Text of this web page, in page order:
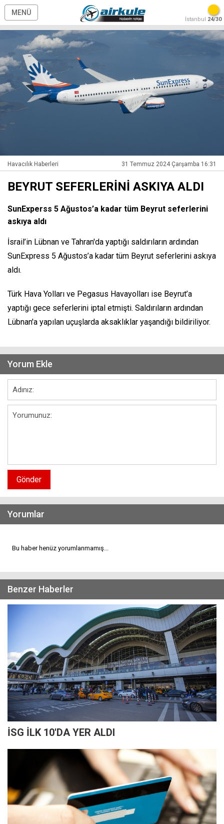
MENÜ
İstanbul 24/30
Havacılık Haberleri 31 Temmuz 2024 Çarşamba 16:31
BEYRUT SEFERLERİNİ ASKIYA ALDI
SunExperss 5 Ağustos’a kadar tüm Beyrut seferlerini
askıya aldı
İsrail’in Lübnan ve Tahran'da yaptığı saldırıların ardından
SunExpress 5 Ağustos’a kadar tüm Beyrut seferlerini askıya
aldı.
Türk Hava Yolları ve Pegasus Havayolları ise Beyrut’a
yaptığı gece seferlerini iptal etmişti. Saldırıların ardından
Lübnan'a yapılan uçuşlarda aksaklıklar yaşandığı bildiriliyor.
Yorum Ekle
Gönder
Yorumlar
Bu haber henüz yorumlanmamış...
Benzer Haberler
İSG İLK 10'DA YER ALDI